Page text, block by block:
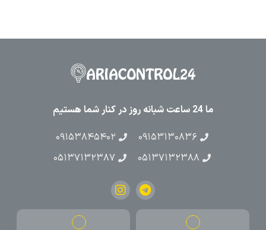
ما 24 ساعت شبانه روز در کنار شما هستیم
۰۹۱۵۳۱۳۰۸۳۶
۰۹۱۵۳۸۴۵۴۰۲
۰۵۱۳۷۱۳۲۳۸۸
۰۵۱۳۷۱۳۲۳۸۷